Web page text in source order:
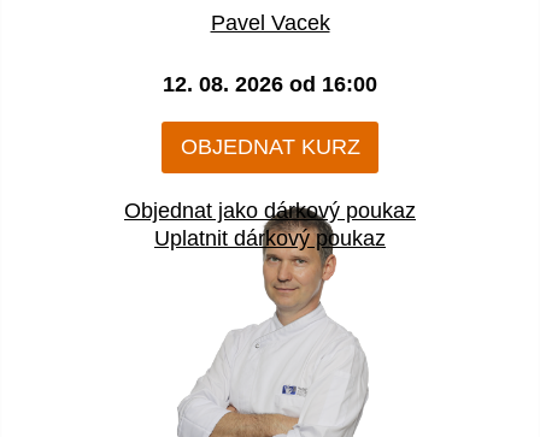
Pavel Vacek
12. 08. 2026 od 16:00
OBJEDNAT KURZ
Objednat jako dárkový poukaz
Uplatnit dárkový poukaz